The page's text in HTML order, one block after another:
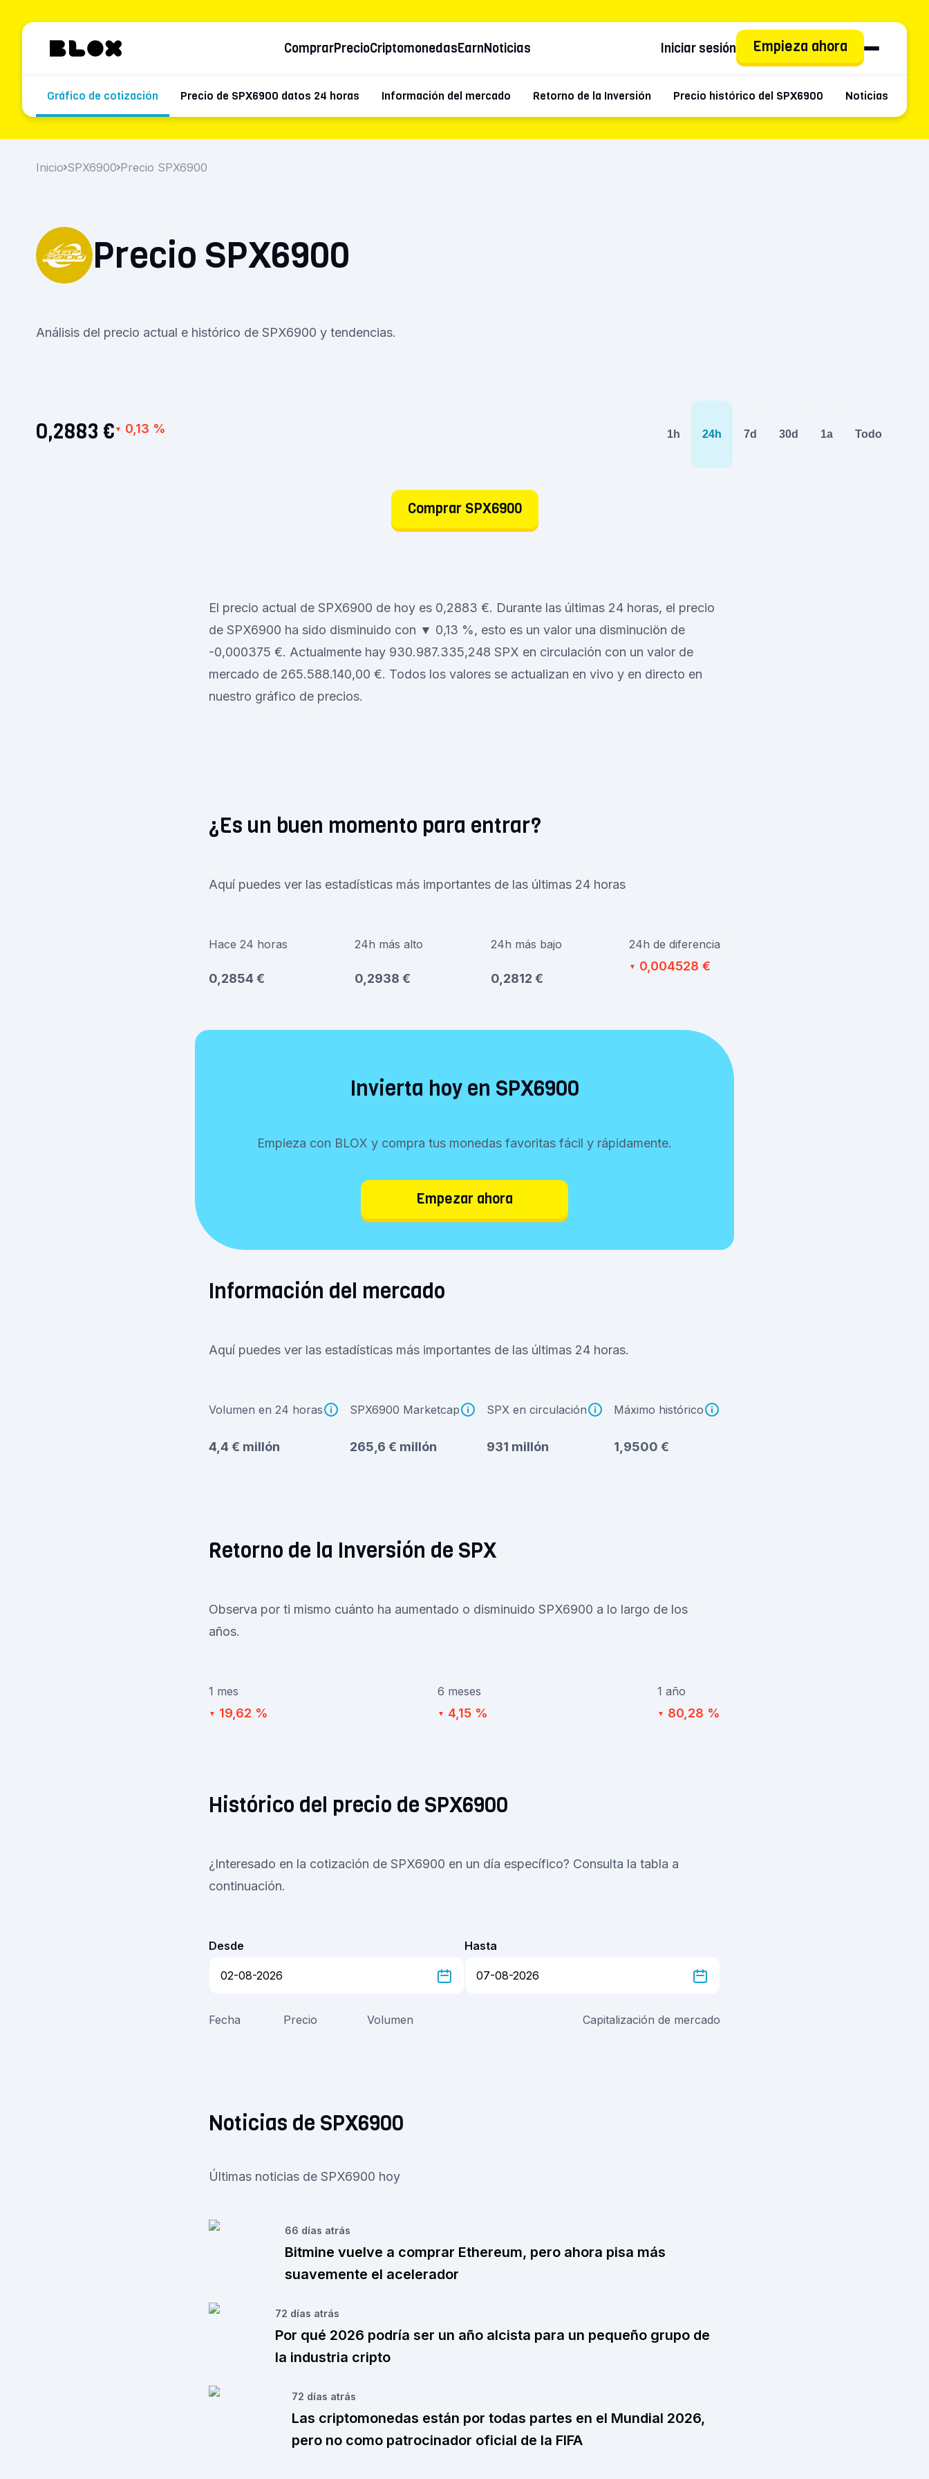
ComprarPrecioCriptomonedasEarnNoticias Iniciar sesión Empieza ahora
Gráfico de cotización Precio de SPX6900 datos 24 horas Información del mercado Retorno de la Inversión Precio histórico del SPX6900 Noticias
Inicio SPX6900 Precio SPX6900
Precio SPX6900
Análisis del precio actual e histórico de SPX6900 y tendencias.
0,2883 € ▼ 0,13 % 1h 24h 7d 30d 1a Todo
Comprar SPX6900
El precio actual de SPX6900 de hoy es 0,2883 €. Durante las últimas 24 horas, el precio
de SPX6900 ha sido disminuido con ▼ 0,13 %, esto es un valor una disminuciön de
-0,000375 €. Actualmente hay 930.987.335,248 SPX en circulación con un valor de
mercado de 265.588.140,00 €. Todos los valores se actualizan en vivo y en directo en
nuestro gráfico de precios.
¿Es un buen momento para entrar?
Aquí puedes ver las estadísticas más importantes de las últimas 24 horas
Hace 24 horas
0,2854 €
24h más alto
0,2938 €
24h más bajo
0,2812 €
24h de diferencia
▼ 0,004528 €
Invierta hoy en SPX6900
Empieza con BLOX y compra tus monedas favoritas fácil y rápidamente.
Empezar ahora
Información del mercado
Aquí puedes ver las estadísticas más importantes de las últimas 24 horas.
Volumen en 24 horas
4,4 € millón
SPX6900 Marketcap
265,6 € millón
SPX en circulación
931 millón
Máximo histórico
1,9500 €
Retorno de la Inversión de SPX
Observa por ti mismo cuánto ha aumentado o disminuido SPX6900 a lo largo de los
años.
1 mes
▼ 19,62 %
6 meses
▼ 4,15 %
1 año
▼ 80,28 %
Histórico del precio de SPX6900
¿Interesado en la cotización de SPX6900 en un día específico? Consulta la tabla a
continuación.
Desde Hasta
Fecha Precio Volumen Capitalización de mercado
Noticias de SPX6900
Últimas noticias de SPX6900 hoy
66 días atrás
Bitmine vuelve a comprar Ethereum, pero ahora pisa más
suavemente el acelerador
72 días atrás
Por qué 2026 podría ser un año alcista para un pequeño grupo de
la industria cripto
72 días atrás
Las criptomonedas están por todas partes en el Mundial 2026,
pero no como patrocinador oficial de la FIFA